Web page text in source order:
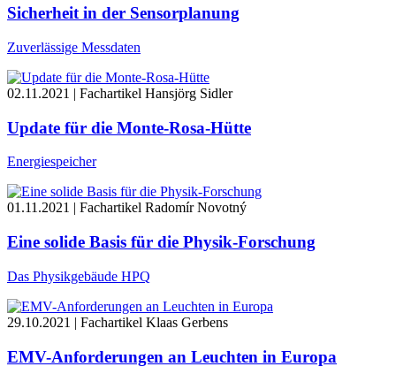
Sicherheit in der Sensorplanung
Zuverlässige Messdaten
02.11.2021 | Fachartikel Hansjörg Sidler
Update für die Monte-Rosa-Hütte
Energiespeicher
01.11.2021 | Fachartikel Radomír Novotný
Eine solide Basis für die Physik-Forschung
Das Physikgebäude HPQ
29.10.2021 | Fachartikel Klaas Gerbens
EMV-Anforderungen an Leuchten in Europa